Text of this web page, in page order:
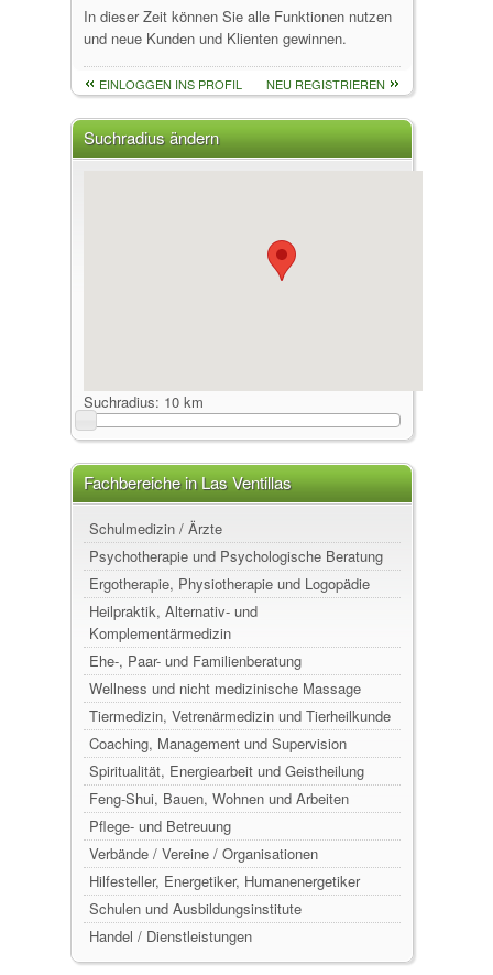
In dieser Zeit können Sie alle Funktionen nutzen
und neue Kunden und Klienten gewinnen.
EINLOGGEN INS PROFIL NEU REGISTRIEREN
Suchradius ändern
Suchradius: 10 km
Fachbereiche in Las Ventillas
Schulmedizin / Ärzte
Psychotherapie und Psychologische Beratung
Ergotherapie, Physiotherapie und Logopädie
Heilpraktik, Alternativ- und
Komplementärmedizin
Ehe-, Paar- und Familienberatung
Wellness und nicht medizinische Massage
Tiermedizin, Vetrenärmedizin und Tierheilkunde
Coaching, Management und Supervision
Spiritualität, Energiearbeit und Geistheilung
Feng-Shui, Bauen, Wohnen und Arbeiten
Pflege- und Betreuung
Verbände / Vereine / Organisationen
Hilfesteller, Energetiker, Humanenergetiker
Schulen und Ausbildungsinstitute
Handel / Dienstleistungen